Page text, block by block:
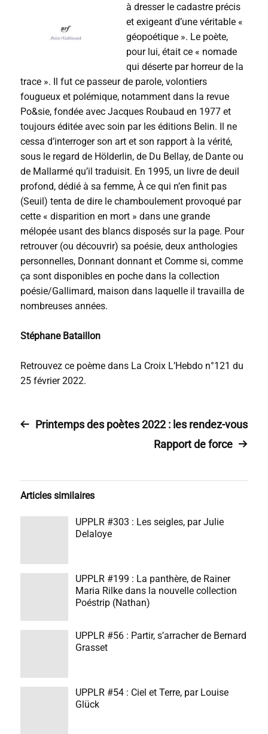
à dresser le cadastre précis
et exigeant d’une véritable «
géopoétique ». Le poète,
pour lui, était ce « nomade
qui déserte par horreur de la
trace ». Il fut ce passeur de parole, volontiers
fougueux et polémique, notamment dans la revue
Po&sie, fondée avec Jacques Roubaud en 1977 et
toujours éditée avec soin par les éditions Belin. Il ne
cessa d’interroger son art et son rapport à la vérité,
sous le regard de Hölderlin, de Du Bellay, de Dante ou
de Mallarmé qu’il traduisit. En 1995, un livre de deuil
profond, dédié à sa femme, À ce qui n’en finit pas
(Seuil) tenta de dire le chamboulement provoqué par
cette « disparition en mort » dans une grande
mélopée usant des blancs disposés sur la page. Pour
retrouver (ou découvrir) sa poésie, deux anthologies
personnelles, Donnant donnant et Comme si, comme
ça sont disponibles en poche dans la collection
poésie/Gallimard, maison dans laquelle il travailla de
nombreuses années.
Stéphane Bataillon
Retrouvez ce poème dans La Croix L’Hebdo n°121 du
25 février 2022.
Printemps des poètes 2022 : les rendez-vous
Rapport de force
Articles similaires
UPPLR #303 : Les seigles, par Julie
Delaloye
UPPLR #199 : La panthère, de Rainer
Maria Rilke dans la nouvelle collection
Poéstrip (Nathan)
UPPLR #56 : Partir, s’arracher de Bernard
Grasset
UPPLR #54 : Ciel et Terre, par Louise
Glück